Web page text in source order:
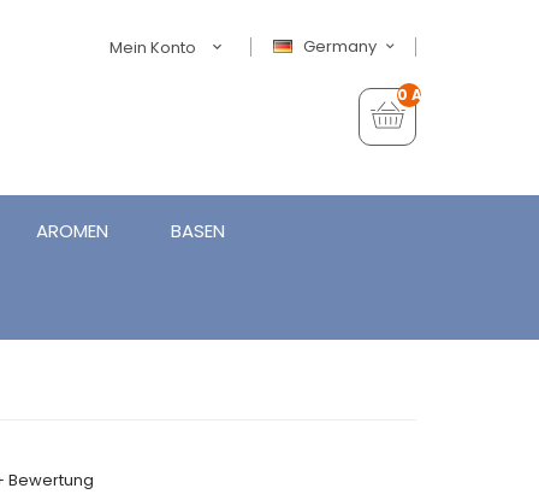
Germany
Mein Konto
0 Artikel - €0,00
AROMEN BASEN
Bewertung